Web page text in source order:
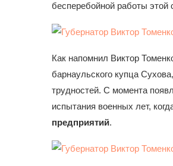
бесперебойной работы
Как напомнил Виктор
барнаульского купца
трудностей. С момента
испытания военных лет,
предприятий.